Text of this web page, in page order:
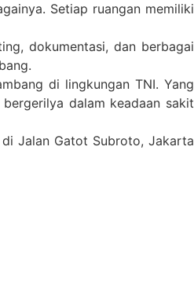
Setiap ruangan memiliki
dokumentasi, dan berbagai
di lingkungan TNI. Yang
dalam keadaan sakit
Jalan Gatot Subroto, Jakarta